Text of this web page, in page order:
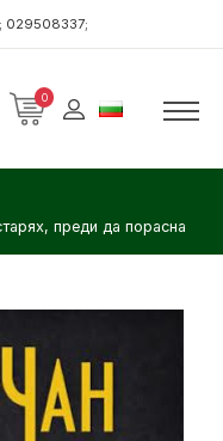
029508337;
0
преди да порасна